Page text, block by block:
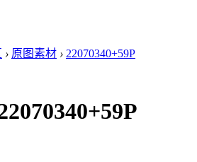
› 原图素材 › 22070340+59P